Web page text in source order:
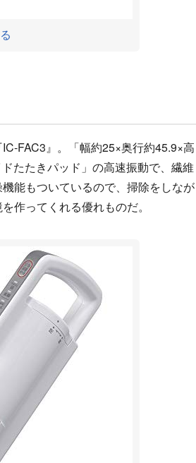
FAC3』。「幅約25×奥行約45.9×高
たたきパッド」の高速振動で、繊維
能もついているので、掃除をしなが
作ってくれる優れものだ。